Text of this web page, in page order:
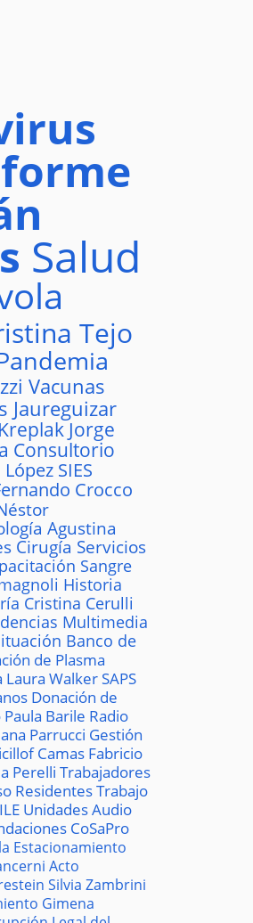
Salud
Tejo
Vacunas
Jaureguizar
Jorge
Consultorio
López SIES
Crocco
Agustina
Cirugía Servicios
Sangre
Historia
Cristina Cerulli
Multimedia
Banco de
de Plasma
Laura WalkerSAPS
Donación de
Paula Barile Radio
Parrucci Gestión
Camas Fabricio
Perelli Trabajadores
ResidentesTrabajo
ILE UnidadesAudio
CoSaPro
Estacionamiento
Acto
Silvia Zambrini
Gimena